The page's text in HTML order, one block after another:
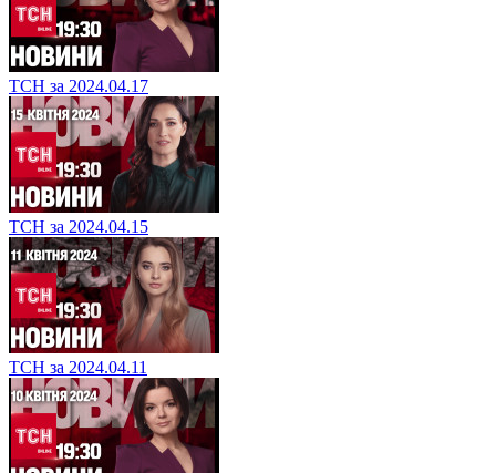
ТСН за 2024.04.17
ТСН за 2024.04.15
ТСН за 2024.04.11